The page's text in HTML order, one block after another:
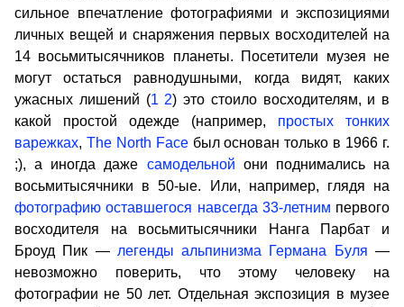
сильное впечатление фотографиями и экспозициями
личных вещей и снаряжения первых восходителей на
14 восьмитысячников планеты. Посетители музея не
могут остаться равнодушными, когда видят, каких
ужасных лишений (1 2) это стоило восходителям, и в
какой простой одежде (например, простых тонких
варежках, The North Faceбыл основан только в 1966 г.
;), а иногда даже самодельной они поднимались на
восьмитысячники в 50-ые. Или, например, глядя на
фотографию оставшегося навсегда 33-летним первого
восходителя на восьмитысячники Нанга Парбат и
Броуд Пик — легенды альпинизма Германа Буля —
невозможно поверить, что этому человеку на
фотографии не 50 лет. Отдельная экспозиция в музее